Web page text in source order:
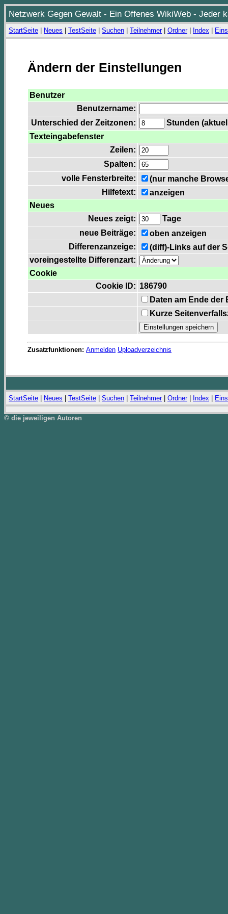
Netzwerk Gegen Gewalt - Ein Offenes WikiWeb - Jeder
StartSeite Neues TestSeite Suchen Teilnehmer| Ordner| Index
Ändern der Einstellungen
Benutzer
Benutzername:
Unterschied der Zeitzonen:
Stunden
Texteingabefenster
Zeilen:
Spalten:
volle Fensterbreite:
(nur manche
Hilfetext:
anzeigen
Neues
Neues zeigt:
Tage
neue Beiträge:
oben anzeigen
Differenzanzeige:
(diff)-Links auf der
voreingestellte Differenzart:
Cookie
Cookie ID: 186790
Daten am Ende
Kurze
Zusatzfunktionen: Anmelden Uploadverzeichnis
StartSeite Neues TestSeite Suchen Teilnehmer| Ordner| Index
© die jeweiligen Autoren